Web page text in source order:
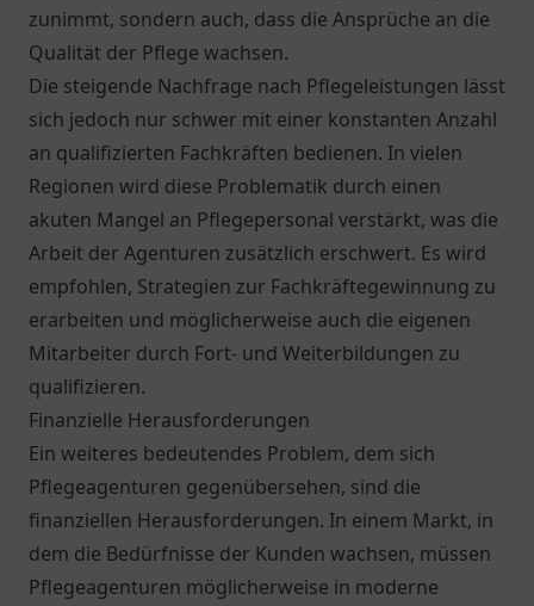
zunimmt, sondern auch, dass die Ansprüche an die
Qualität der Pflege wachsen.
Die steigende Nachfrage nach Pflegeleistungen lässt
sich jedoch nur schwer mit einer konstanten Anzahl
an qualifizierten Fachkräften bedienen. In vielen
Regionen wird diese Problematik durch einen
akuten Mangel an Pflegepersonal verstärkt, was die
Arbeit der Agenturen zusätzlich erschwert. Es wird
empfohlen, Strategien zur Fachkräftegewinnung zu
erarbeiten und möglicherweise auch die eigenen
Mitarbeiter durch Fort- und Weiterbildungen zu
qualifizieren.
Finanzielle Herausforderungen
Ein weiteres bedeutendes Problem, dem sich
Pflegeagenturen gegenübersehen, sind die
finanziellen Herausforderungen. In einem Markt, in
dem die Bedürfnisse der Kunden wachsen, müssen
Pflegeagenturen möglicherweise in moderne